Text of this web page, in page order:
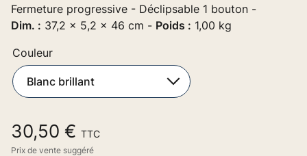
Fermeture progressive - Déclipsable 1 bouton -
Dim. : 37,2 x 5,2 x 46 cm - Poids : 1,00 kg
Couleur
30,50 € TTC
Prix de vente suggéré